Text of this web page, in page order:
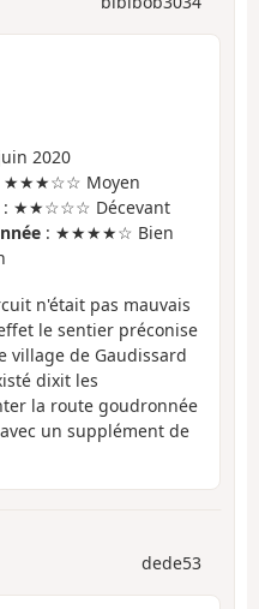
2020
★★★☆☆ Moyen
: ★★☆☆☆ Décevant
: ★★★★☆ Bien
n'était pas mauvais
le sentier préconise
village de Gaudissard
dixit les
la route goudronnée
un supplément de
dede53